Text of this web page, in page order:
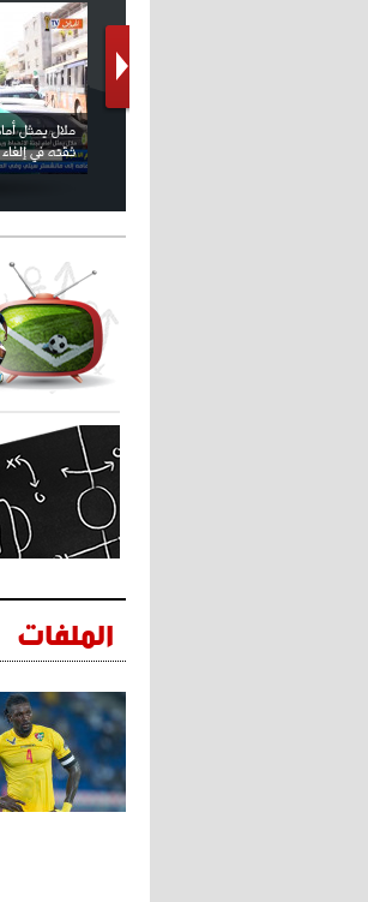
كريستيانو
بسبب سيلفي
الملفات